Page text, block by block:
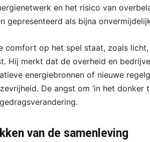
en het risico van
gepresenteerd als bijna
comfort op het spel staat, zoals licht,
Hij merkt dat de overheid en
energiebronnen of nieuwe
De angst om ‘in het donker
van de samenleving